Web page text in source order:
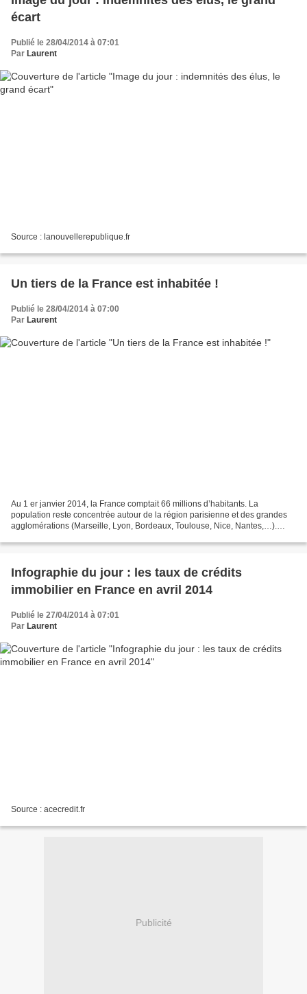
écart
Publié le 28/04/2014 à 07:01
Par Laurent
Source : lanouvellerepublique.fr
Un tiers de la France est inhabitée !
Publié le 28/04/2014 à 07:00
Par Laurent
Au 1 er janvier 2014, la France comptait 66 millions d’habitants. La
population reste concentrée autour de la région parisienne et des grandes
agglomérations (Marseille, Lyon, Bordeaux, Toulouse, Nice, Nantes,…).
Infographie du jour : les taux de crédits
immobilier en France en avril 2014
Publié le 27/04/2014 à 07:01
Par Laurent
Source : acecredit.fr
Publicité